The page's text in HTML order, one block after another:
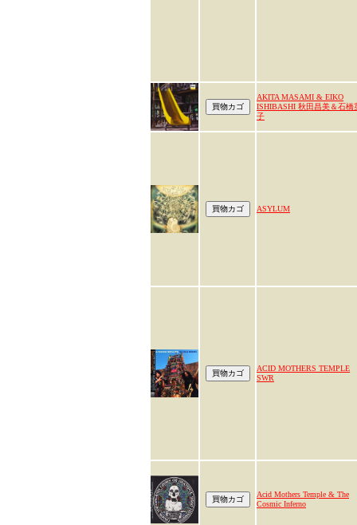
AKITA MASAMI & EIKO
ISHIBASHI 秋田昌美＆石橋
子
ASYLUM
ACID MOTHERS TEMPLE
SWR
Acid Mothers Temple & The
Cosmic Inferno